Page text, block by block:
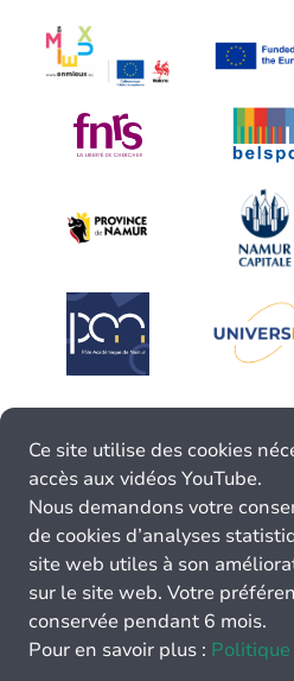
Ce site utilise des cookies
accès aux vidéos YouTube.
Nous demandons votre
de cookies d’analyses
site web utiles à son
sur le site web. Votre
conservée pendant 6 mois.
Pour en savoir plus : Politique